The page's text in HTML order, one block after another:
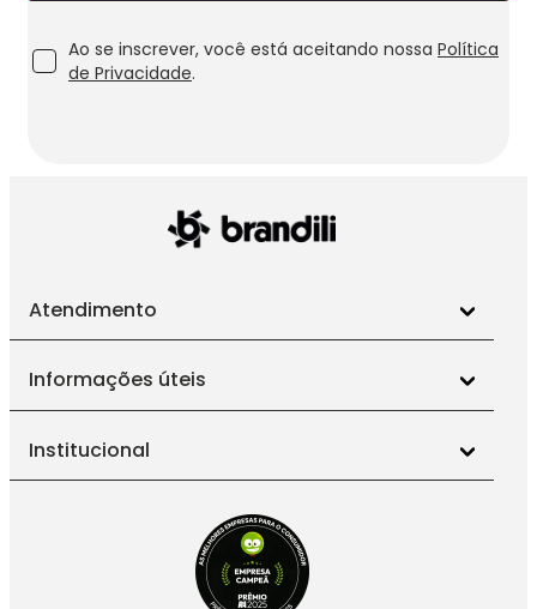
Ao se inscrever, você está aceitando nossa Política
de Privacidade.
Atendimento
Informações úteis
Institucional